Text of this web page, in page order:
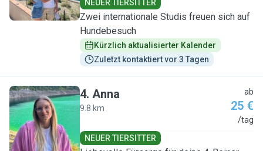
NEUER TIERSITTER
Zwei internationale Studis freuen sich auf
Hundebesuch
Kürzlich aktualisierter Kalender
Zuletzt kontaktiert vor 3 Tagen
A
4. Anna
9.8 km
ab
25 €
/tag
NEUER TIERSITTER